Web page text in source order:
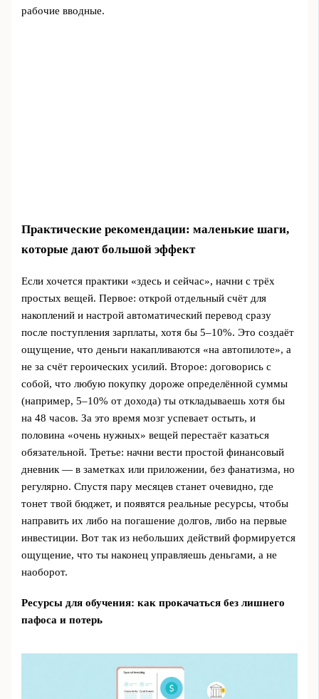
рабочие вводные.
Практические рекомендации: маленькие шаги,
которые дают большой эффект
Если хочется практики «здесь и сейчас», начни с трёх
простых вещей. Первое: открой отдельный счёт для
накоплений и настрой автоматический перевод сразу
после поступления зарплаты, хотя бы 5–10%. Это создаёт
ощущение, что деньги накапливаются «на автопилоте», а
не за счёт героических усилий. Второе: договорись с
собой, что любую покупку дороже определённой суммы
(например, 5–10% от дохода) ты откладываешь хотя бы
на 48 часов. За это время мозг успевает остыть, и
половина «очень нужных» вещей перестаёт казаться
обязательной. Третье: начни вести простой финансовый
дневник — в заметках или приложении, без фанатизма, но
регулярно. Спустя пару месяцев станет очевидно, где
тонет твой бюджет, и появятся реальные ресурсы, чтобы
направить их либо на погашение долгов, либо на первые
инвестиции. Вот так из небольших действий формируется
ощущение, что ты наконец управляешь деньгами, а не
наоборот.
Ресурсы для обучения: как прокачаться без лишнего
пафоса и потерь